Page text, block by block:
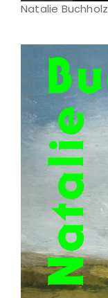
Natalie Buchholz